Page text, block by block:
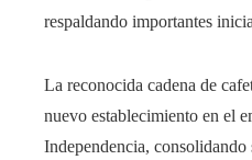
respaldando importantes
La reconocida cadena de
nuevo establecimiento en el
Independencia, consolidando